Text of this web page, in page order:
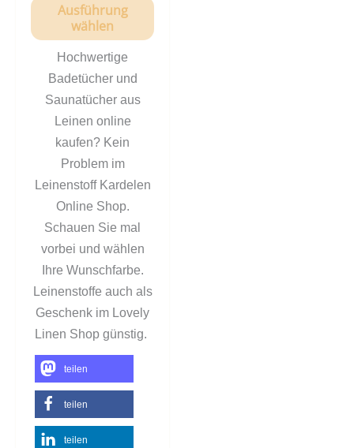
Ausführung
wählen
Hochwertige
Badetücher und
Saunatücher aus
Leinen online
kaufen? Kein
Problem im
Leinenstoff Kardelen
Online Shop.
Schauen Sie mal
vorbei und wählen
Ihre Wunschfarbe.
Leinenstoffe auch als
Geschenk im Lovely
Linen Shop günstig.
teilen
teilen
teilen